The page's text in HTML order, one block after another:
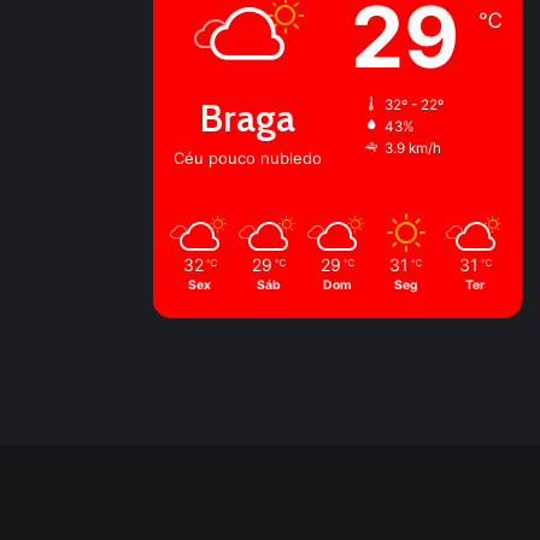
Braga
Céu pouco nubledo
29 ℃
32º - 22º
43%
3.9 km/h
32 ℃
Sex
29 ℃
Sáb
29 ℃
Dom
31 ℃
Seg
31 ℃
Ter